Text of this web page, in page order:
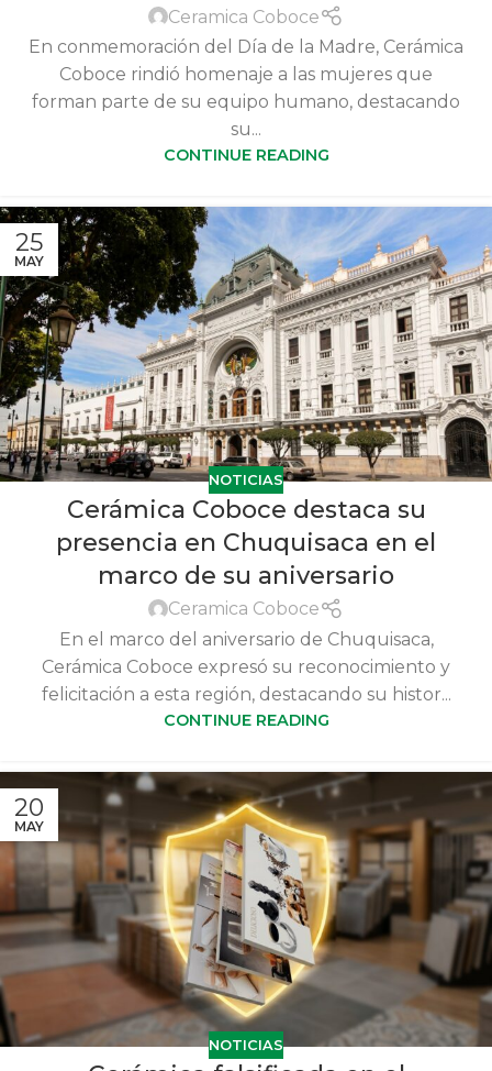
Ceramica Coboce
En conmemoración del Día de la Madre, Cerámica
Coboce rindió homenaje a las mujeres que
forman parte de su equipo humano, destacando
su...
CONTINUE READING
25
MAY
NOTICIAS
Cerámica Coboce destaca su
presencia en Chuquisaca en el
marco de su aniversario
Ceramica Coboce
En el marco del aniversario de Chuquisaca,
Cerámica Coboce expresó su reconocimiento y
felicitación a esta región, destacando su histor...
CONTINUE READING
20
MAY
NOTICIAS